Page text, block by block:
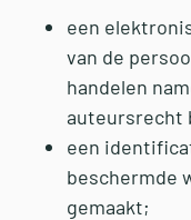
een
van de
handelen
auteursrecht
een
beschermde
gemaakt;